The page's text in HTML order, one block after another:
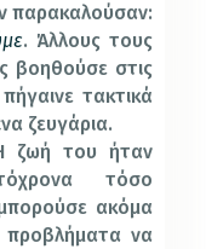
παρακαλούσαν:
. Άλλους τους
βοηθούσε στις
τακτικά
ζευγάρια.
ζωή του ήταν
τόσο
ακόμα
προβλήματα να